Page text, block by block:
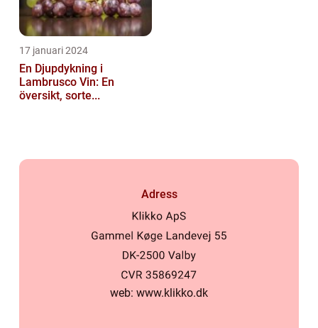
17 januari 2024
En Djupdykning i
Lambrusco Vin: En
översikt, sorte...
Adress
web: www.klikko.dk